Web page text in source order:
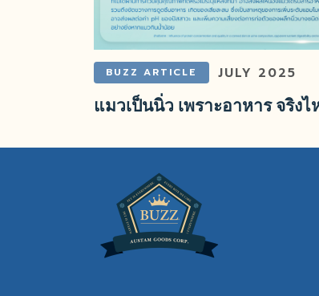
BUZZ ARTICLE JULY 2025
แมวเป็นนิ่ว เพราะอาหาร จริงไ